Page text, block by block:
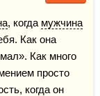
, когда мужчина
Как она
Как много
просто
когда он